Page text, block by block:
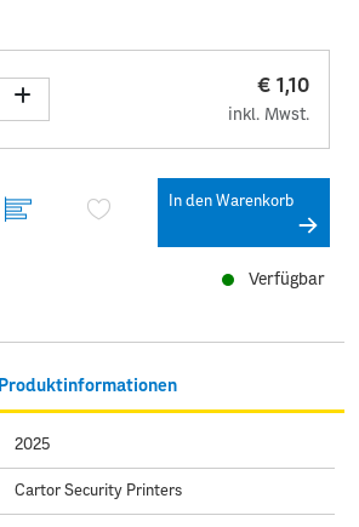
€ 1,10
inkl. Mwst.
In den Warenkorb
Verfügbar
Produktinformationen
2025
Cartor Security Printers